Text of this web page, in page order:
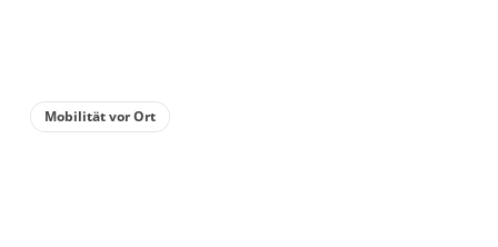
Mobilität vor Ort